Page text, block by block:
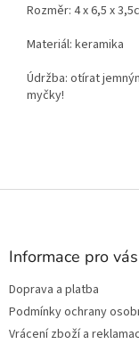
Rozměr: 4 x 6,5 x
Materiál: keramika
Údržba: otírat
myčky!
Z
Informace pro vás
Doprava a platba
Podmínky ochrany
Vrácení zboží a